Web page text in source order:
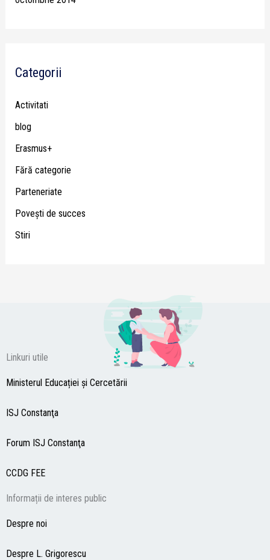
Categorii
Activitati
blog
Erasmus+
Fără categorie
Parteneriate
Poveşti de succes
Stiri
Linkuri utile
Ministerul Educației și Cercetării
ISJ Constanţa
Forum ISJ Constanţa
CCDG FEE
Informații de interes public
Despre noi
Despre L. Grigorescu